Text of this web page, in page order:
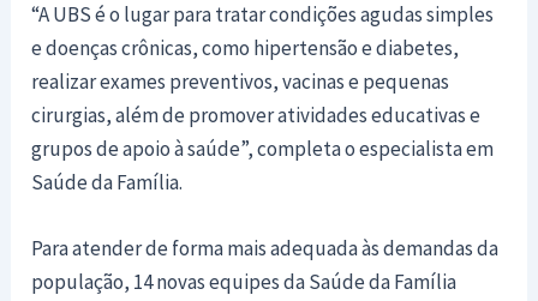
“A UBS é o lugar para tratar condições agudas simples
e doenças crônicas, como hipertensão e diabetes,
realizar exames preventivos, vacinas e pequenas
cirurgias, além de promover atividades educativas e
grupos de apoio à saúde”, completa o especialista em
Saúde da Família.
Para atender de forma mais adequada às demandas da
população, 14 novas equipes da Saúde da Família